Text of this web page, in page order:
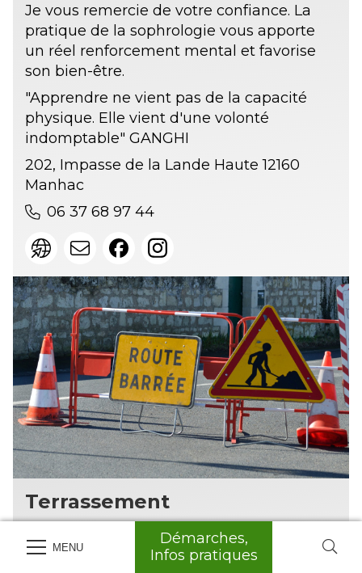
MENU
Démarches,
Infos pratiques
Je vous remercie de votre confiance. La
pratique de la sophrologie vous apporte
un réel renforcement mental et favorise
son bien-être.
"Apprendre ne vient pas de la capacité
physique. Elle vient d'une volonté
indomptable" GANGHI
202, Impasse de la Lande Haute 12160
Manhac
06 37 68 97 44
Terrassement
Bâtiment M7 87